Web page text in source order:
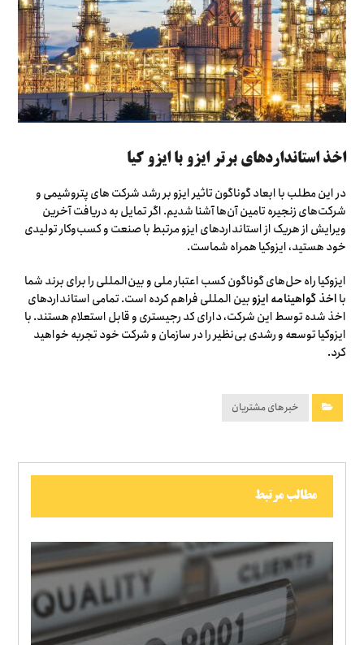
اخذ استانداردهای برتر ایزو با ایزو کیا
در این مطلب با ابعاد گوناگون تاثیر ایزو بر رشد شرکت های پتروشیمی و
شرکت‌های زنجیره تامین آن‌ها آشنا شدیم. اگر تمایل به دریافت آخرین
ویرایش از هریک از استانداردهای ایزو مرتبط با صنعت و کسب‌وکار تولیدی
خود هستید، ایزوکیا همراه شماست.
ایزوکیا راه حل‌های گوناگون کسب اعتبار ملی و بین‌المللی را برای برند شما
بااخذ گواهینامه‌ ایزوبین المللی فراهم کرده است. تمامی استانداردهای
اخذ شده توسط این شرکت، دارای کد رجیستری و قابل استعلام هستند. با
ایزوکیا توسعه و رشدی بی‌نظیر را در سازمان و شرکت خود تجربه خواهید
کرد.
خبرهای مشتریان
مطالب مرتبط